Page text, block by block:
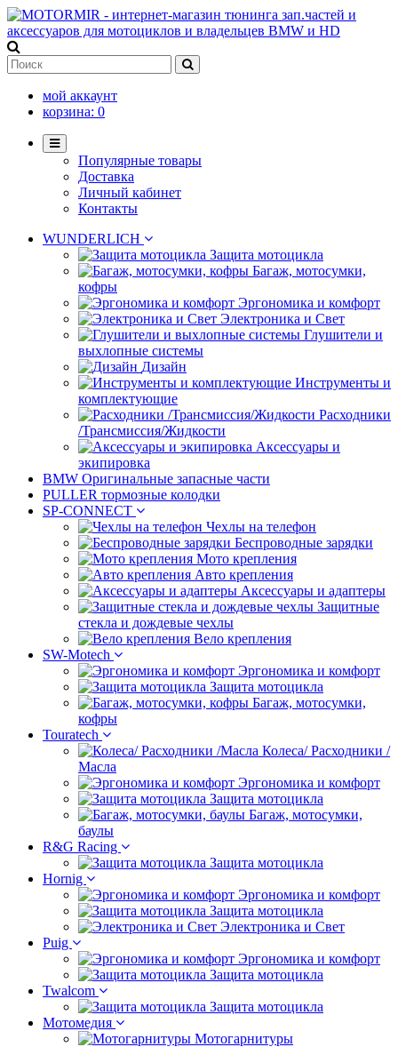
мой аккаунт
корзина: 0
Популярные товары
Доставка
Личный кабинет
Контакты
WUNDERLICH
Защита мотоцикла
Багаж, мотосумки,
кофры
Эргономика и комфорт
Электроника и Свет
Глушители и
выхлопные системы
Дизайн
Инструменты и
комплектующие
Расходники
/Трансмиссия/Жидкости
Аксессуары и
экипировка
BMW Оригинальные запасные части
PULLER тормозные колодки
SP-CONNECT
Чехлы на телефон
Беспроводные зарядки
Мото крепления
Авто крепления
Аксессуары и адаптеры
Защитные
стекла и дождевые чехлы
Вело крепления
SW-Motech
Эргономика и комфорт
Защита мотоцикла
Багаж, мотосумки,
кофры
Touratech
Колеса/ Расходники /
Масла
Эргономика и комфорт
Защита мотоцикла
Багаж, мотосумки,
баулы
R&G Racing
Защита мотоцикла
Hornig
Эргономика и комфорт
Защита мотоцикла
Электроника и Свет
Puig
Эргономика и комфорт
Защита мотоцикла
Twalcom
Защита мотоцикла
Мотомедия
Мотогарнитуры